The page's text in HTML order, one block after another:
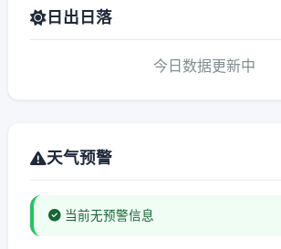
日出日落
今日数据更新中
天气预警
当前无预警信息